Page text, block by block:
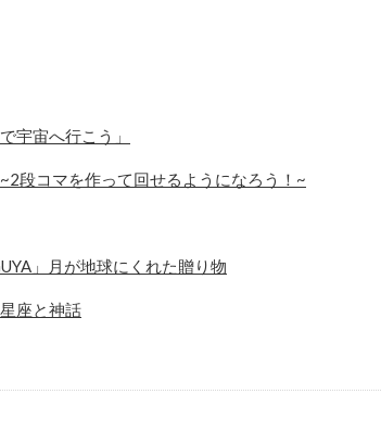
宇宙へ行こう」
段コマを作って回せるようになろう！~
」月が地球にくれた贈り物
座と神話